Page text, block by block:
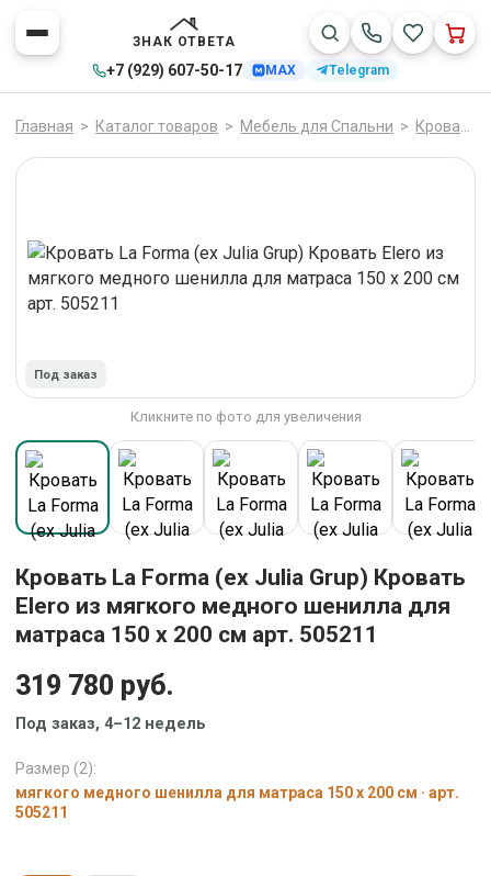
ЗНАК ОТВЕТА
+7 (929) 607-50-17 MAX Telegram
Главная > Каталог товаров > Мебель для Спальни > Кровати
Под заказ
Кликните по фото для увеличения
Кровать La Forma (ех Julia Grup) Кровать
Elero из мягкого медного шенилла для
матраса 150 x 200 см арт. 505211
319 780 руб.
Под заказ, 4–12 недель
Размер (2):
мягкого медного шенилла для матраса 150 x 200 см · арт.
505211